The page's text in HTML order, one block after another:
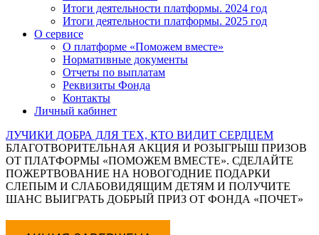
Итоги деятельности платформы. 2024 год
Итоги деятельности платформы. 2025 год
О сервисе
О платформе «Поможем вместе»
Нормативные документы
Отчеты по выплатам
Реквизиты Фонда
Контакты
Личный кабинет
ЛУЧИКИ ДОБРА ДЛЯ ТЕХ, КТО ВИДИТ СЕРДЦЕМ
БЛАГОТВОРИТЕЛЬНАЯ АКЦИЯ И РОЗЫГРЫШ ПРИЗОВ
ОТ ПЛАТФОРМЫ «ПОМОЖЕМ ВМЕСТЕ». СДЕЛАЙТЕ
ПОЖЕРТВОВАНИЕ НА НОВОГОДНИЕ ПОДАРКИ
СЛЕПЫМ И СЛАБОВИДЯЩИМ ДЕТЯМ И ПОЛУЧИТЕ
ШАНС ВЫИГРАТЬ ДОБРЫЙ ПРИЗ ОТ ФОНДА «ПОЧЕТ»